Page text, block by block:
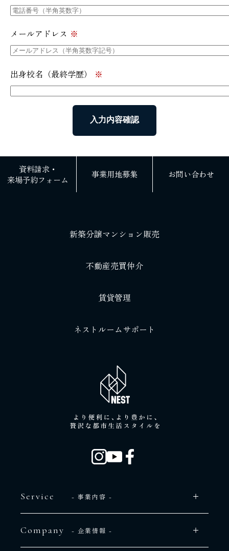
メールアドレス ※
出身校名 （最終学歴） ※
資料請求・
来場予約フォーム
事業用地募集 お問い合わせ
新築分譲マンション販売
不動産売買仲介
賃貸管理
ネストルームサポート
Service - 事業内容 -
Company - 企業情報 -